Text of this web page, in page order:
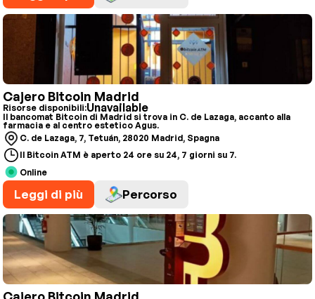
Cajero Bitcoin Madrid
Risorse disponibili:Unavailable
Il bancomat Bitcoin di Madrid si trova in C. de Lazaga, accanto alla
farmacia e al centro estetico Agus.
C. de Lazaga, 7, Tetuán, 28020 Madrid, Spagna
Il Bitcoin ATM è aperto 24 ore su 24, 7 giorni su 7.
Online
Leggi di più Percorso